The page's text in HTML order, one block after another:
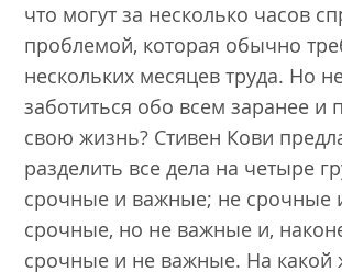
что могут за несколько часов
проблемой, которая обычно
нескольких месяцев труда. Но
заботиться обо всем заранее и
свою жизнь? Стивен Кови
разделить все дела на четыре
срочные и важные; не срочные
срочные, но не важные и,
срочные и не важные. На какой